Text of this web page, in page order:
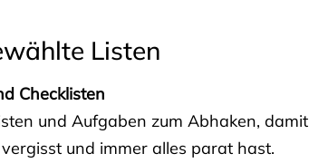
Listen
Checklisten
und Aufgaben zum Abhaken, damit
und immer alles parat hast.